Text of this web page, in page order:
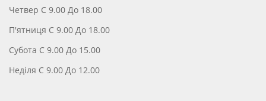
Четвер С 9.00 До 18.00
П'ятниця С 9.00 До 18.00
Субота С 9.00 До 15.00
Неділя С 9.00 До 12.00